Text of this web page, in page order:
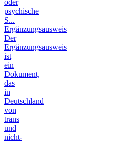
psychische
S...
Ergänzungsausweis
Der
Ergänzungsausweis
ist
ein
Dokument,
das
in
Deutschland
von
trans
und
nicht-